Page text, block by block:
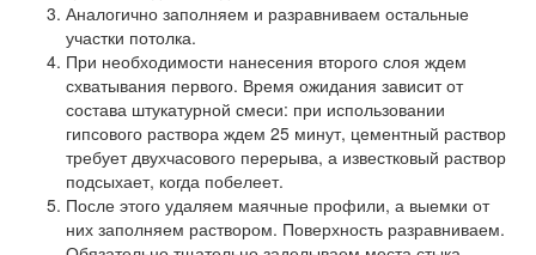
Аналогично заполняем и разравниваем остальные
участки потолка.
При необходимости нанесения второго слоя ждем
схватывания первого. Время ожидания зависит от
состава штукатурной смеси: при использовании
гипсового раствора ждем 25 минут, цементный раствор
требует двухчасового перерыва, а известковый раствор
подсыхает, когда побелеет.
После этого удаляем маячные профили, а выемки от
них заполняем раствором. Поверхность разравниваем.